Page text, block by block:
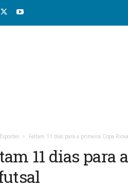
Esportes Faltam 11 dias para a primeira Copa
11 dias para